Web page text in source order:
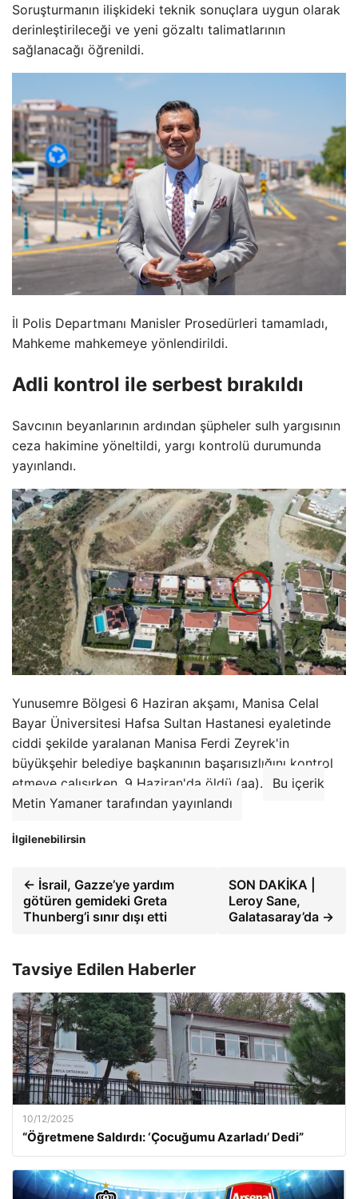
Soruşturmanın ilişkideki teknik sonuçlara uygun olarak
derinleştirileceği ve yeni gözaltı talimatlarının
sağlanacağı öğrenildi.
İl Polis Departmanı Manisler Prosedürleri tamamladı,
Mahkeme mahkemeye yönlendirildi.
Adli kontrol ile serbest bırakıldı
Savcının beyanlarının ardından şüpheler sulh yargısının
ceza hakimine yöneltildi, yargı kontrolü durumunda
yayınlandı.
Yunusemre Bölgesi 6 Haziran akşamı, Manisa Celal
Bayar Üniversitesi Hafsa Sultan Hastanesi eyaletinde
ciddi şekilde yaralanan Manisa Ferdi Zeyrek'in
büyükşehir belediye başkanının başarısızlığını kontrol
etmeye çalışırken, 9 Haziran'da öldü (aa).
Bu içerik
Metin Yamaner tarafından yayınlandı
İlgilenebilirsin
← İsrail, Gazze’ye yardım
götüren gemideki Greta
Thunberg’i sınır dışı etti
SON DAKİKA |
Leroy Sane,
Galatasaray’da →
Tavsiye Edilen Haberler
10/12/2025
“Öğretmene Saldırdı: ‘Çocuğumu Azarladı’ Dedi”